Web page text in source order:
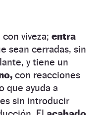
viveza; entra
sean cerradas, sin
y tiene un
con reacciones
que ayuda a
sin introducir